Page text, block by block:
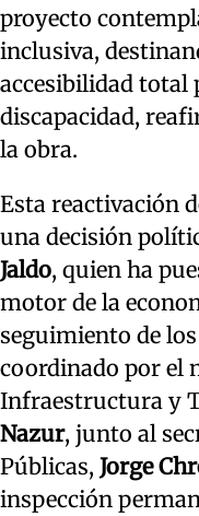
proyecto
inclusiva,
accesibilidad total
discapacidad,
la obra.
Esta reactivación
una decisión
Jaldo, quien ha
motor de la
seguimiento de
coordinado por el
Infraestructura y
Nazur, junto al
Públicas, Jorge
inspección